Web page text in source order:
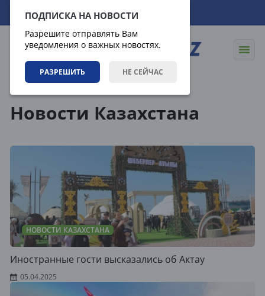
ПОДПИСКА НА НОВОСТИ
Разрешите отправлять Вам
уведомления о важных новостях.
РАЗРЕШИТЬ НЕ СЕЙЧАС
09.08.2026 05:41:12
Новости Казахстана
НОВОСТИ КАЗАХСТАНА
Иностранные гости высказались об Актау
05.04.2025